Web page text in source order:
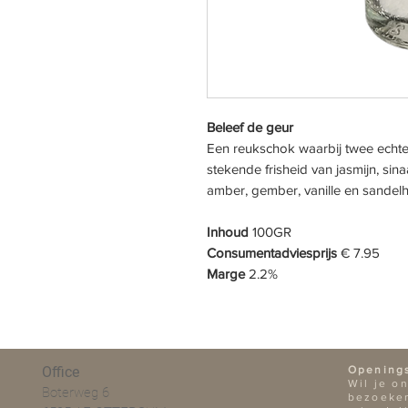
Beleef de geur
Een reukschok waarbij twee
stekende frisheid van jasmijn,
amber, gember, vanille en
Inhoud 100GR
Consumentadviesprijs € 7.95
Marge2.2%
Office
Boterweg 6
Wil je